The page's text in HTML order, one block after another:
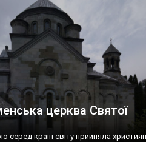
(postaki)…” “Вино. Крим
вино і його вдосталь: воно все
[…]
церква Святої
серед країн світу прийняла